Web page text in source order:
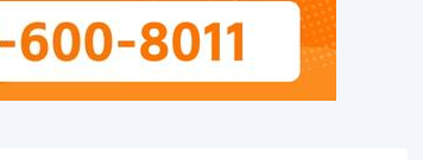
04-07
04-07 2026管理会计师报考条件和时间全指南